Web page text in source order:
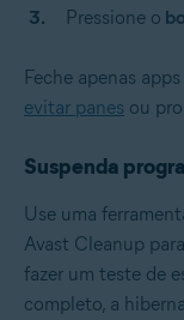
Pressione o
Feche apenas
evitar panes ou
Suspenda
Use uma
Avast Cleanup
fazer um teste de
completo, a